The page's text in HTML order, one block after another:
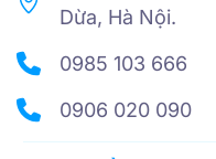
Dừa, Hà Nội.
0985 103 666
0906 020 090